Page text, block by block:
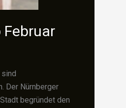
Der Nürnberger
begründet den